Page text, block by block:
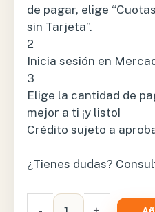
de pagar, elige
sin Tarjeta”.
2
Inicia sesión en
3
Elige la cantidad de
mejor a ti ¡y listo!
Crédito sujeto a
¿Tienes dudas?
BRAZALETE